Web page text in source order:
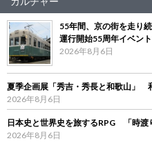
55年間、京の街を走り
運行開始55周年イベン
2026年8月6日
夏季企画展「秀吉・秀長と和歌山」
2026年8月6日
日本史と世界史を旅するRPG 「時
2026年8月6日